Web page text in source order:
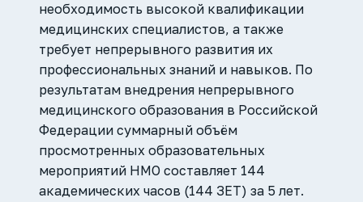
необходимость высокой квалификации
медицинских специалистов, а также
требует непрерывного развития их
профессиональных знаний и навыков. По
результатам внедрения непрерывного
медицинского образования в Российской
Федерации суммарный объём
просмотренных образовательных
мероприятий НМО составляет 144
академических часов (144 ЗЕТ) за 5 лет.